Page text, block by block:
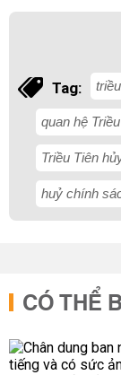
Tag:
quan hệ
Triều Tiên
huỷ chính
CÓ THỂ